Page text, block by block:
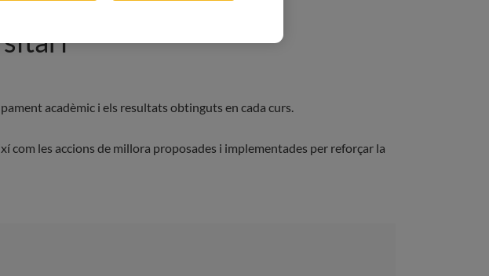
acadèmic i els resultats obtinguts en cada curs.
com les accions de millora proposades i implementades per reforçar la